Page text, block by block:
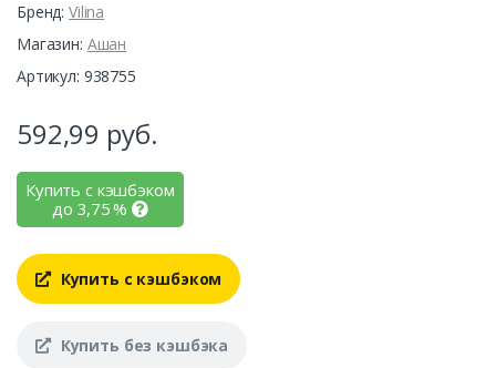
Бренд: Vilina
Магазин: Ашан
Артикул: 938755
592,99 руб.
Купить с кэшбэком
до 3,75%
Купить с кэшбэком
Купить без кэшбэка